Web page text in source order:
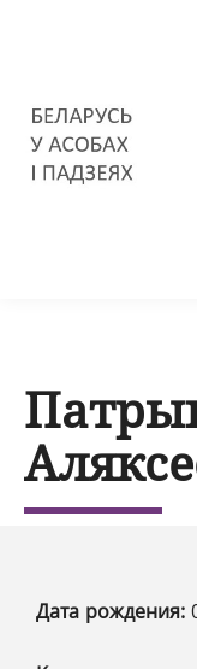
Дата рождения: